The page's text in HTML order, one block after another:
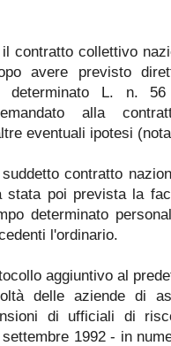
contratto collettivo
avere previsto
determinato L. n.
alla
eventuali ipotesi
contratto
stata poi prevista la
determinato
l'ordinario.
aggiuntivo al
delle aziende di
di ufficiali di
1992 - in